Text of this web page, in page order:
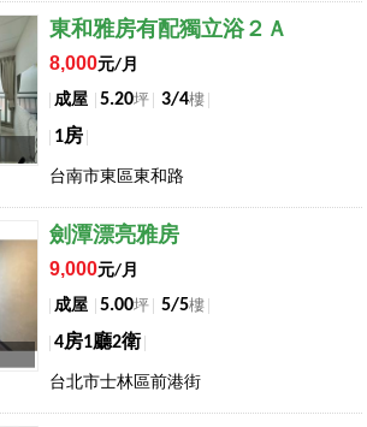
東和雅房有配獨立浴２Ａ
8,000元/月
成屋
5.20坪 3/4樓
1房
台南市東區東和路
劍潭漂亮雅房
9,000元/月
成屋
5.00坪 5/5樓
4房1廳2衛
台北市士林區前港街